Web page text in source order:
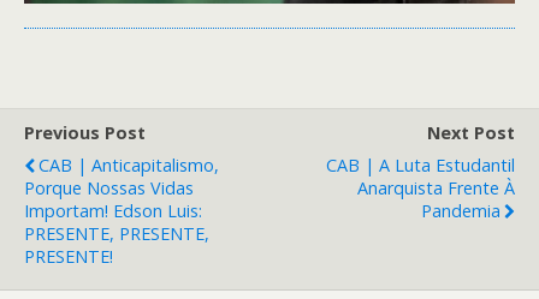
Previous Post
CAB | Anticapitalismo,
Porque Nossas Vidas
Importam! Edson Luis:
PRESENTE, PRESENTE,
PRESENTE!
Next Post
CAB | A Luta Estudantil
Anarquista Frente À
Pandemia